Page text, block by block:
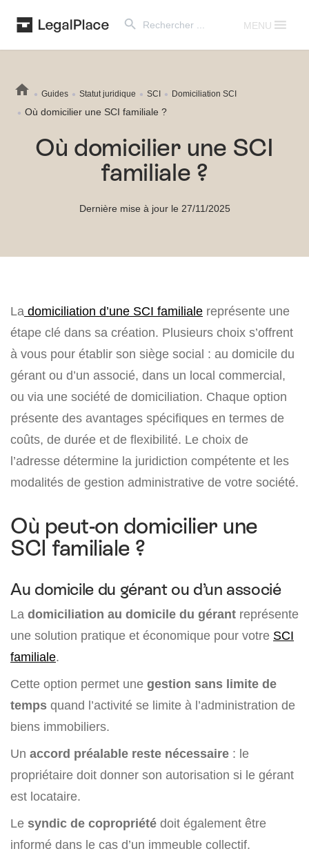
for:
MENU
Guides Statut juridique SCI Domiciliation SCI
Où domicilier une SCI familiale ?
Où domicilier une SCI
familiale ?
Dernière mise à jour le 27/11/2025
La domiciliation d’une SCI familiale représente une
étape clé dans sa création. Plusieurs choix s’offrent
à vous pour établir son siège social : au domicile du
gérant ou d’un associé, dans un local commercial,
ou via une société de domiciliation. Chaque option
présente des avantages spécifiques en termes de
coûts, de durée et de flexibilité. Le choix de
l’adresse détermine la juridiction compétente et les
modalités de gestion administrative de votre société.
Où peut-on domicilier une
SCI familiale ?
Au domicile du gérant ou d’un associé
La domiciliation au domicile du gérant représente
une solution pratique et économique pour votre SCI
familiale.
Cette option permet une gestion sans limite de
temps quand l’activité se limite à l’administration de
biens immobiliers.
Un accord préalable reste nécessaire : le
propriétaire doit donner son autorisation si le gérant
est locataire.
Le syndic de copropriété doit également être
informé dans le cas d’un immeuble collectif.